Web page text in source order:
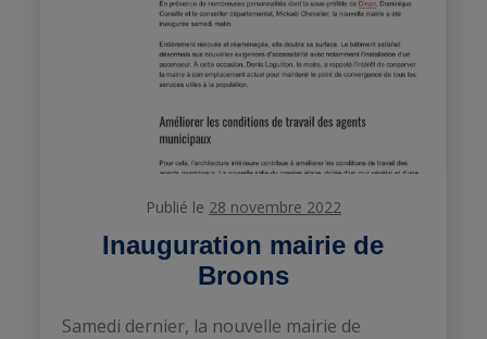
Inauguration mairie de
Broons
Publié le 28 novembre 2022
Samedi dernier, la nouvelle mairie de